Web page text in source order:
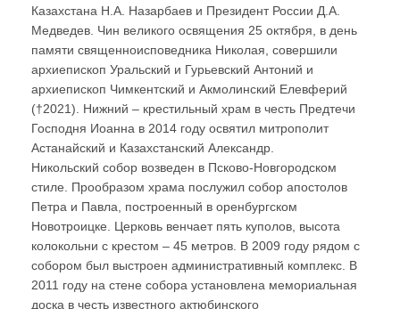
Казахстана Н.А. Назарбаев и Президент России Д.А.
Медведев. Чин великого освящения 25 октября, в день
памяти священноисповедника Николая, совершили
архиепископ Уральский и Гурьевский Антоний и
архиепископ Чимкентский и Акмолинский Елевферий
(†2021). Нижний – крестильный храм в честь Предтечи
Господня Иоанна в 2014 году освятил митрополит
Астанайский и Казахстанский Александр.
Никольский собор возведен в Псково-Новгородском
стиле. Прообразом храма послужил собор апостолов
Петра и Павла, построенный в оренбургском
Новотроицке. Церковь венчает пять куполов, высота
колокольни с крестом – 45 метров. В 2009 году рядом с
собором был выстроен административный комплекс. В
2011 году на стене собора установлена мемориальная
доска в честь известного актюбинского